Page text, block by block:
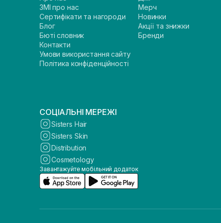
ЗМІ про нас
Сертифікати та нагороди
Блог
Бюті словник
Контакти
Умови використання сайту
Політика конфіденційності
Мерч
Новинки
Акції та знижки
Бренди
СОЦІАЛЬНІ МЕРЕЖІ
Sisters Hair
Sisters Skin
Distribution
Cosmetology
Завантажуйте мобільний додаток